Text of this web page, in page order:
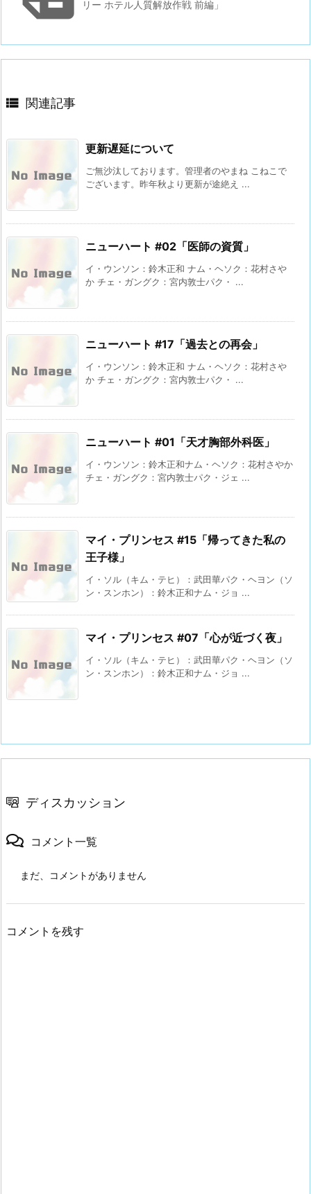
リー ホテル人質解放作戦 前編」
 関連記事
更新遅延について
ご無沙汰しております。管理者のやまね こねこで
ございます。昨年秋より更新が途絶え ...
ニューハート #02「医師の資質」
イ・ウンソン：鈴木正和 ナム・ヘソク：花村さや
か チェ・ガングク：宮内敦士パク・ ...
ニューハート #17「過去との再会」
イ・ウンソン：鈴木正和 ナム・ヘソク：花村さや
か チェ・ガングク：宮内敦士パク・ ...
ニューハート #01「天才胸部外科医」
イ・ウンソン：鈴木正和ナム・ヘソク：花村さやか
チェ・ガングク：宮内敦士パク・ジェ ...
マイ・プリンセス #15「帰ってきた私の
王子様」
イ・ソル（キム・テヒ）：武田華パク・ヘヨン（ソ
ン・スンホン）：鈴木正和ナム・ジョ ...
マイ・プリンセス #07「心が近づく夜」
イ・ソル（キム・テヒ）：武田華パク・ヘヨン（ソ
ン・スンホン）：鈴木正和ナム・ジョ ...
ディスカッション
コメント一覧
まだ、コメントがありません
コメントを残す